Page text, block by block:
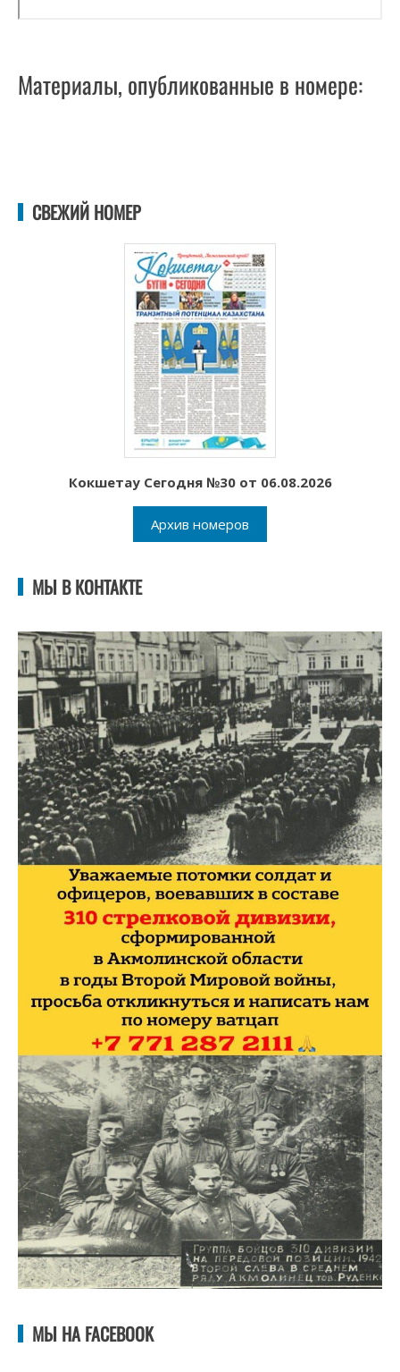
Материалы, опубликованные в номере:
СВЕЖИЙ НОМЕР
Кокшетау Сегодня №30 от 06.08.2026
Архив номеров
МЫ В КОНТАКТЕ
МЫ НА FACEBOOK